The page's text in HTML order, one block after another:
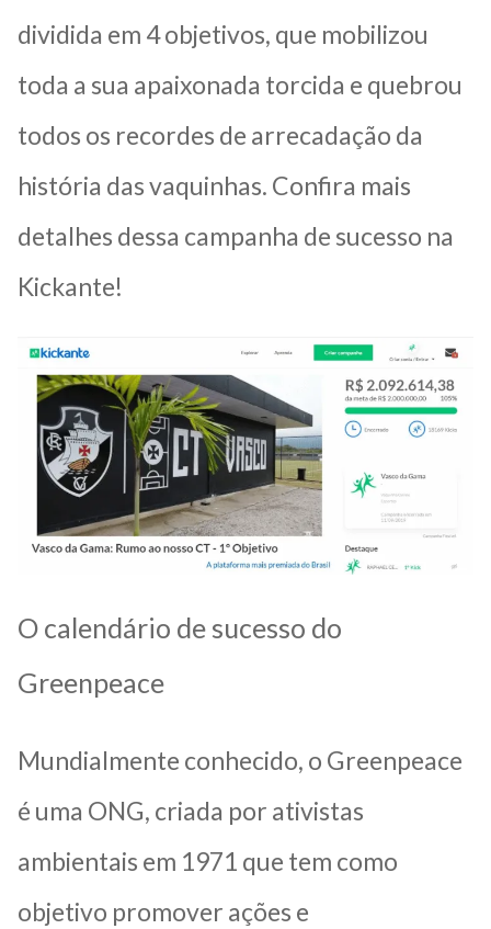
dividida em 4 objetivos, que mobilizou
toda a sua apaixonada torcida e quebrou
todos os recordes de arrecadação da
história das vaquinhas. Confira mais
detalhes dessa campanha de sucesso na
Kickante!
O calendário de sucesso do
Greenpeace
Mundialmente conhecido, o Greenpeace
é uma ONG, criada por ativistas
ambientais em 1971 que tem como
objetivo promover ações e